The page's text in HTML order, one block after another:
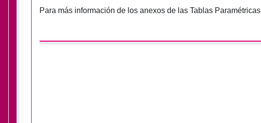
Para más información de los anexos de las Tablas Paramétricas